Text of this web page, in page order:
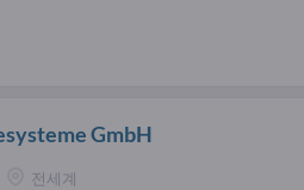
GmbH
전세계